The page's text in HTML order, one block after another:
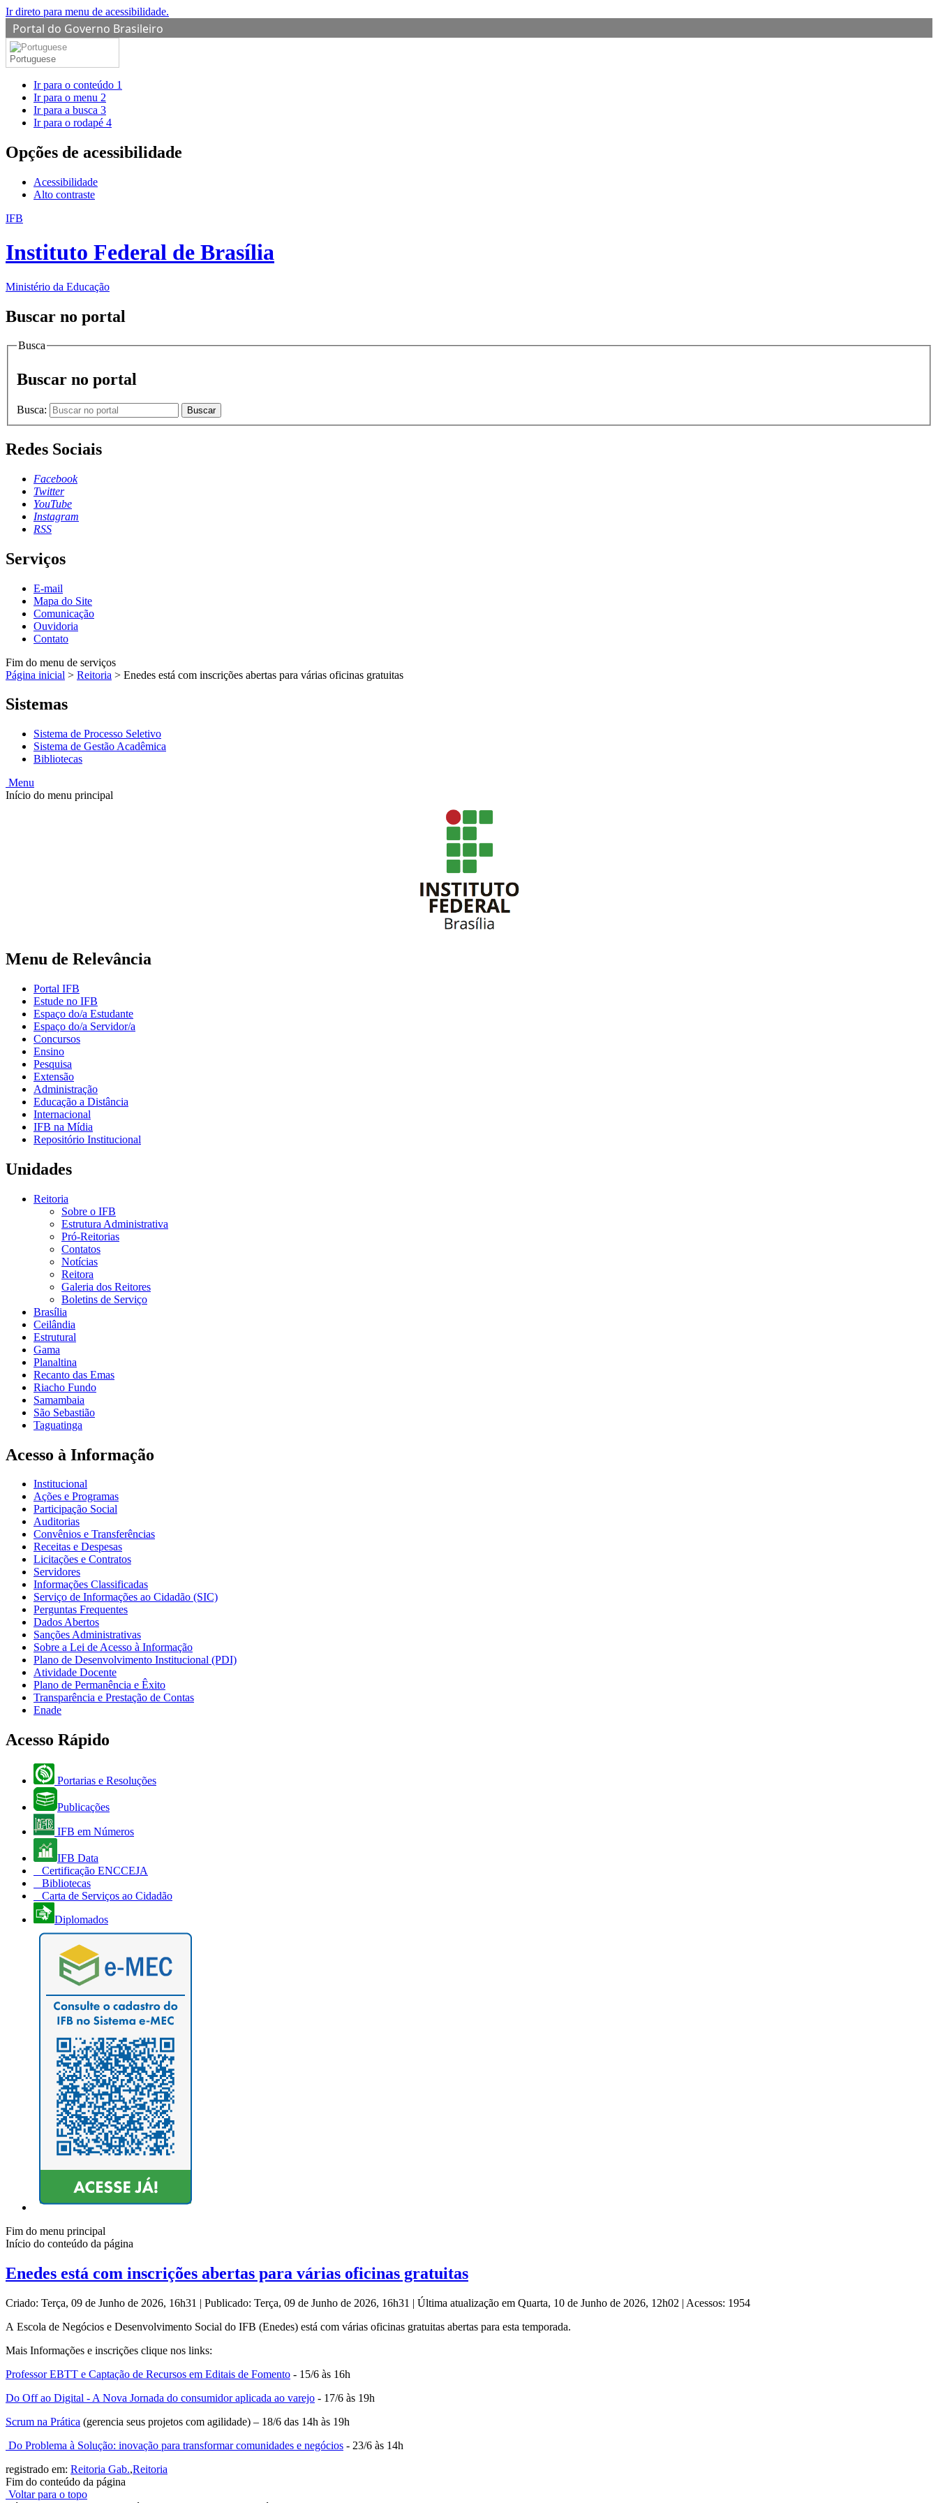
Ir direto para menu de acessibilidade.
Portal do Governo Brasileiro
Portuguese
Ir para o conteúdo 1
Ir para o menu 2
Ir para a busca 3
Ir para o rodapé 4
Opções de acessibilidade
Acessibilidade
Alto contraste
IFB
Instituto Federal de Brasília
Ministério da Educação
Buscar no portal
Busca
Buscar no portal
Busca: Buscar
Redes Sociais
Facebook
Twitter
YouTube
Instagram
RSS
Serviços
E-mail
Mapa do Site
Comunicação
Ouvidoria
Contato
Fim do menu de serviços
Página inicial > Reitoria > Enedes está com inscrições abertas para várias oficinas gratuitas
Sistemas
Sistema de Processo Seletivo
Sistema de Gestão Acadêmica
Bibliotecas
Menu
Início do menu principal
Menu de Relevância
Portal IFB
Estude no IFB
Espaço do/a Estudante
Espaço do/a Servidor/a
Concursos
Ensino
Pesquisa
Extensão
Administração
Educação a Distância
Internacional
IFB na Mídia
Repositório Institucional
Unidades
Reitoria
Sobre o IFB
Estrutura Administrativa
Pró-Reitorias
Contatos
Notícias
Reitora
Galeria dos Reitores
Boletins de Serviço
Brasília
Ceilândia
Estrutural
Gama
Planaltina
Recanto das Emas
Riacho Fundo
Samambaia
São Sebastião
Taguatinga
Acesso à Informação
Institucional
Ações e Programas
Participação Social
Auditorias
Convênios e Transferências
Receitas e Despesas
Licitações e Contratos
Servidores
Informações Classificadas
Serviço de Informações ao Cidadão (SIC)
Perguntas Frequentes
Dados Abertos
Sanções Administrativas
Sobre a Lei de Acesso à Informação
Plano de Desenvolvimento Institucional (PDI)
Atividade Docente
Plano de Permanência e Êxito
Transparência e Prestação de Contas
Enade
Acesso Rápido
Portarias e Resoluções
Publicações
IFB em Números
IFB Data
Certificação ENCCEJA
Bibliotecas
Carta de Serviços ao Cidadão
Diplomados
Fim do menu principal
Início do conteúdo da página
Enedes está com inscrições abertas para várias oficinas gratuitas
Criado: Terça, 09 de Junho de 2026, 16h31 | Publicado: Terça, 09 de Junho de 2026, 16h31 | Última atualização em Quarta, 10 de Junho de 2026, 12h02 | Acessos: 1954
A Escola de Negócios e Desenvolvimento Social do IFB (Enedes) está com várias oficinas gratuitas abertas para esta temporada.
Mais Informações e inscrições clique nos links:
Professor EBTT e Captação de Recursos em Editais de Fomento - 15/6 às 16h
Do Off ao Digital - A Nova Jornada do consumidor aplicada ao varejo - 17/6 às 19h
Scrum na Prática (gerencia seus projetos com agilidade) – 18/6 das 14h às 19h
Do Problema à Solução: inovação para transformar comunidades e negócios - 23/6 às 14h
registrado em: Reitoria Gab.,Reitoria
Fim do conteúdo da página
Voltar para o topo